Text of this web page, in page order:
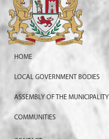
HOME
LOCAL GOVERNMENT BODIES
ASSEMBLY OF THE MUNICIPALITY
COMMUNITIES